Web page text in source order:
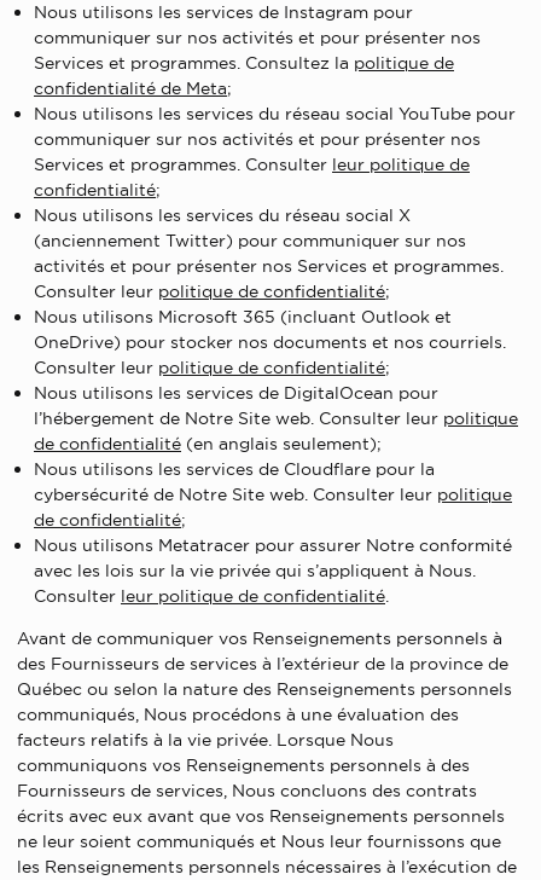
Nous utilisons les services de Instagram pour
communiquer sur nos activités et pour présenter nos
Services et programmes. Consultez la politique de
confidentialité de Meta;
Nous utilisons les services du réseau social YouTube pour
communiquer sur nos activités et pour présenter nos
Services et programmes. Consulter leur politique de
confidentialité;
Nous utilisons les services du réseau social X
(anciennement Twitter) pour communiquer sur nos
activités et pour présenter nos Services et programmes.
Consulter leur politique de confidentialité;
Nous utilisons Microsoft 365 (incluant Outlook et
OneDrive) pour stocker nos documents et nos courriels.
Consulter leur politique de confidentialité;
Nous utilisons les services de DigitalOcean pour
l’hébergement de Notre Site web. Consulter leur politique
de confidentialité (en anglais seulement);
Nous utilisons les services de Cloudflare pour la
cybersécurité de Notre Site web. Consulter leur politique
de confidentialité;
Nous utilisons Metatracer pour assurer Notre conformité
avec les lois sur la vie privée qui s’appliquent à Nous.
Consulter leur politique de confidentialité.
Avant de communiquer vos Renseignements personnels à
des Fournisseurs de services à l’extérieur de la province de
Québec ou selon la nature des Renseignements personnels
communiqués, Nous procédons à une évaluation des
facteurs relatifs à la vie privée. Lorsque Nous
communiquons vos Renseignements personnels à des
Fournisseurs de services, Nous concluons des contrats
écrits avec eux avant que vos Renseignements personnels
ne leur soient communiqués et Nous leur fournissons que
les Renseignements personnels nécessaires à l’exécution de